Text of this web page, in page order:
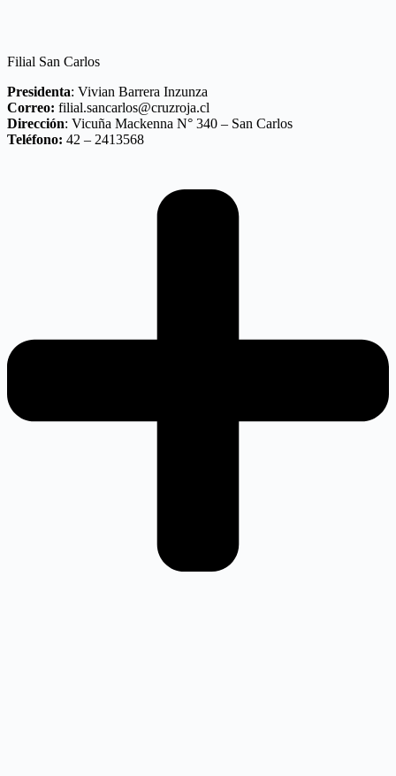
Filial San Carlos
Presidenta: Vivian Barrera Inzunza
Correo: filial.sancarlos@cruzroja.cl
Dirección: Vicuña Mackenna N° 340 – San Carlos
Teléfono: 42 – 2413568